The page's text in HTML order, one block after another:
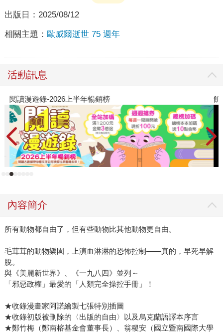
出版日： 2025/08/12
相關主題： 歐威爾逝世 75 週年
活動訊息
閱讀漫遊錄-2026上半年暢銷榜 飢
內容簡介
所有動物都自由了，但有些動物比其他動物更自由。
毛茸茸的動物樂園，上演血淋淋的恐怖控制——真的，早死早解
脫。
與《美麗新世界》、《一九八四》並列～
「邪惡政權」最愛的「人類完全操控手冊」！
★收錄漫畫家阿諾繪製七張特別插圖
★收錄初版被刪除的〈出版的自由〉以及烏克蘭語譯本序言
★鄭竹梅（鄭南榕基金會董事長）、翁稷安（國立暨南國際大學